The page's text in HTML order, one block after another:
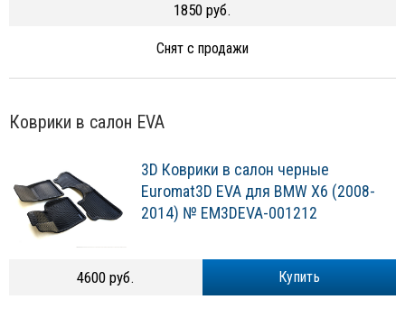
1850 руб.
Снят с продажи
Коврики в салон EVA
3D Коврики в салон черные
Euromat3D EVA для BMW X6 (2008-
2014) № EM3DEVA-001212
Купить
4600 руб.